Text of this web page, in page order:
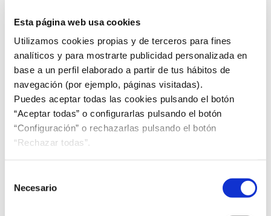
Esta página web usa cookies
Utilizamos cookies propias y de terceros para fines
analíticos y para mostrarte publicidad personalizada en
base a un perfil elaborado a partir de tus hábitos de
navegación (por ejemplo, páginas visitadas).
Puedes aceptar todas las cookies pulsando el botón
“Aceptar todas” o configurarlas pulsando el botón
“Configuración” o rechazarlas pulsando el botón
“Rechazar todas”.
Necesario
Innovación en la industria papelera
La Asociación Española de Fabricantes de Pasta,
Papel y Cartón (ASPAPEL) firmó un acuerdo de
colaboración con TECNALIA, el mayor centro de
lazos para colaborar en el fomento de la innovación
en la industria productora de pasta, papel y cartón.